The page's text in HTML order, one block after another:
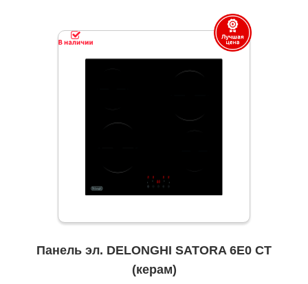
Панель эл. DELONGHI SATORA 6E0 CT
(керам)